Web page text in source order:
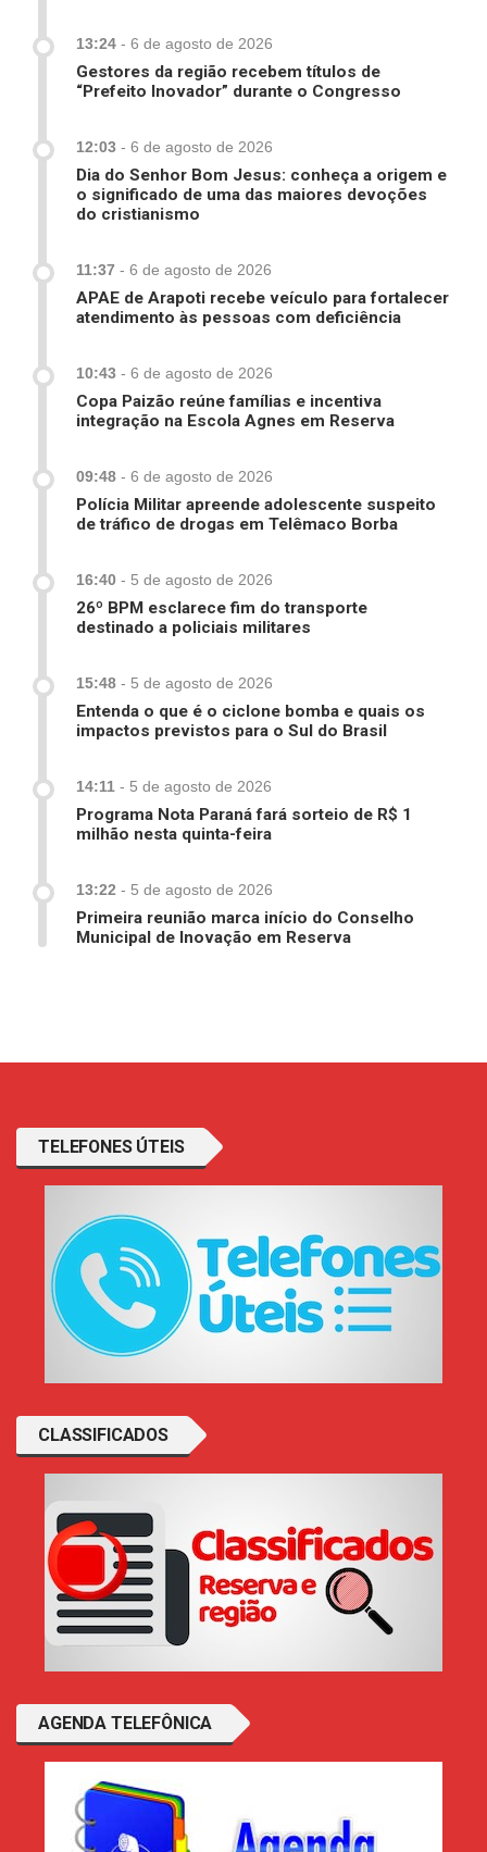
13:24 - 6 de agosto de 2026
Gestores da região recebem títulos de
“Prefeito Inovador” durante o Congresso
12:03 - 6 de agosto de 2026
Dia do Senhor Bom Jesus: conheça a origem e
o significado de uma das maiores devoções
do cristianismo
11:37 - 6 de agosto de 2026
APAE de Arapoti recebe veículo para fortalecer
atendimento às pessoas com deficiência
10:43 - 6 de agosto de 2026
Copa Paizão reúne famílias e incentiva
integração na Escola Agnes em Reserva
09:48 - 6 de agosto de 2026
Polícia Militar apreende adolescente suspeito
de tráfico de drogas em Telêmaco Borba
16:40 - 5 de agosto de 2026
26º BPM esclarece fim do transporte
destinado a policiais militares
15:48 - 5 de agosto de 2026
Entenda o que é o ciclone bomba e quais os
impactos previstos para o Sul do Brasil
14:11 - 5 de agosto de 2026
Programa Nota Paraná fará sorteio de R$ 1
milhão nesta quinta-feira
13:22 - 5 de agosto de 2026
Primeira reunião marca início do Conselho
Municipal de Inovação em Reserva
TELEFONES ÚTEIS
CLASSIFICADOS
AGENDA TELEFÔNICA